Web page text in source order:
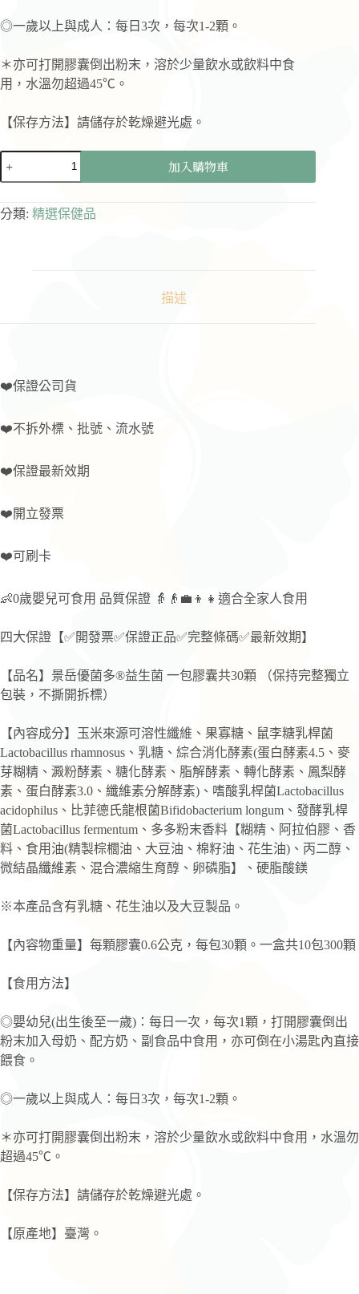
◎一歲以上與成人：每日3次，每次1-2顆。
＊亦可打開膠囊倒出粉末，溶於少量飲水或飲料中食
用，水溫勿超過45℃。
【保存方法】請儲存於乾燥避光處。
嚴
數
加入購物車
分類: 精選保健品
描述
❤️保證公司貨
❤️不拆外標、批號、流水號
❤️保證最新效期
❤️開立發票
❤️可刷卡
👶0歲嬰兒可食用 品質保證 👵👴💼👦👧適合全家人食用
四大保證【✅開發票✅保證正品✅完整條碼✅最新效期】
【品名】景岳優菌多®益生菌 一包膠囊共30顆 （保持完整獨立
包裝，不撕開拆標）
【內容成分】玉米來源可溶性纖維、果寡糖、鼠李糖乳桿菌
Lactobacillus rhamnosus、乳糖、綜合消化酵素(蛋白酵素4.5、麥
芽糊精、澱粉酵素、糖化酵素、脂解酵素、轉化酵素、鳳梨酵
素、蛋白酵素3.0、纖維素分解酵素)、嗜酸乳桿菌Lactobacillus
acidophilus、比菲德氏龍根菌Bifidobacterium longum、發酵乳桿
菌Lactobacillus fermentum、多多粉末香料【糊精、阿拉伯膠、香
料、食用油(精製棕櫚油、大豆油、棉籽油、花生油)、丙二醇、
微結晶纖維素、混合濃縮生育醇、卵磷脂】、硬脂酸鎂
※本產品含有乳糖、花生油以及大豆製品。
【內容物重量】每顆膠囊0.6公克，每包30顆。一盒共10包300顆
【食用方法】
◎嬰幼兒(出生後至一歲)：每日一次，每次1顆，打開膠囊倒出
粉末加入母奶、配方奶、副食品中食用，亦可倒在小湯匙內直接
餵食。
◎一歲以上與成人：每日3次，每次1-2顆。
＊亦可打開膠囊倒出粉末，溶於少量飲水或飲料中食用，水溫勿
超過45℃。
【保存方法】請儲存於乾燥避光處。
【原產地】臺灣。